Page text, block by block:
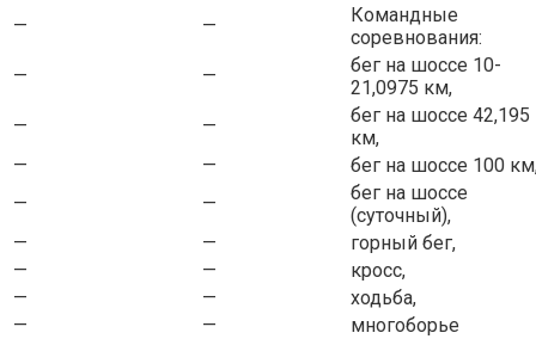
—
—
Командные
соревнования:
—
—
бег на шоссе 10-
21,0975 км,
—
—
бег на шоссе 42,195
км,
—
—
бег на шоссе 100
—
—
бег на шоссе
(суточный),
—
—
горный бег,
—
—
кросс,
—
—
ходьба,
—
— многоборье